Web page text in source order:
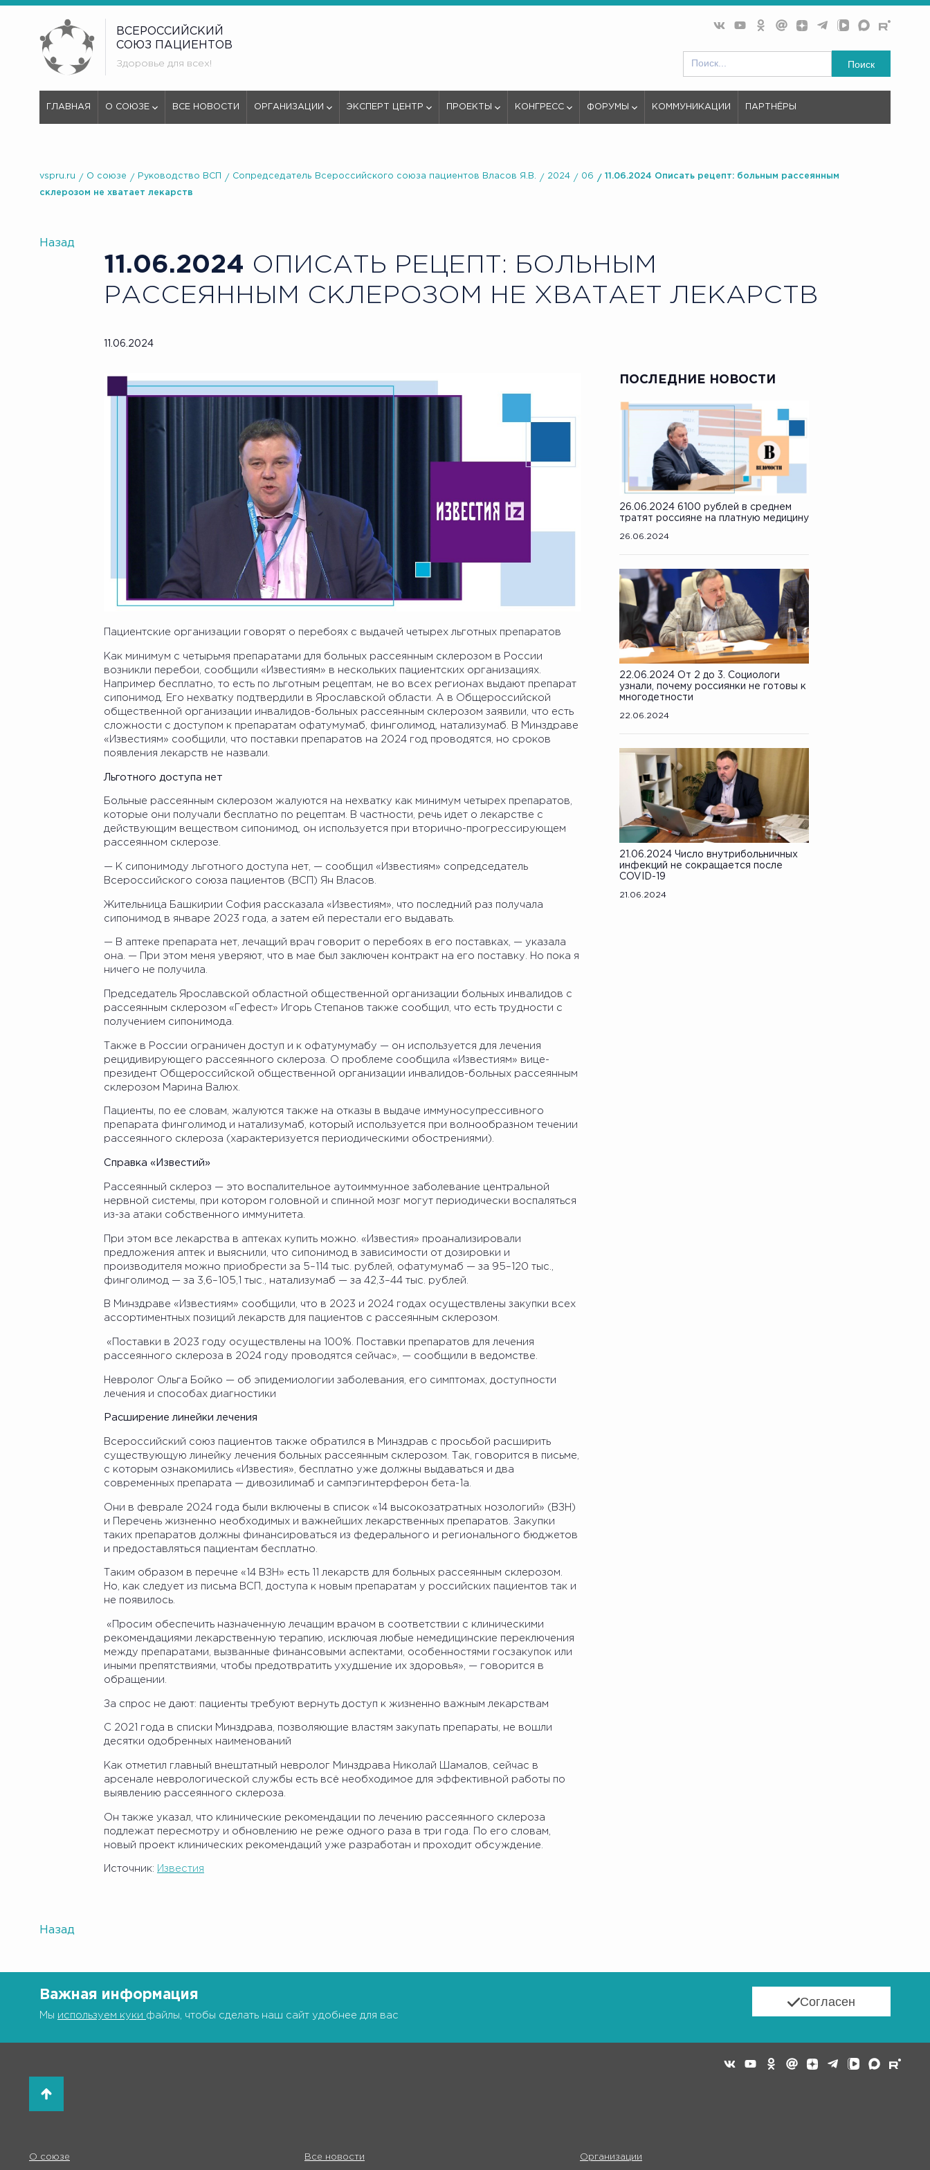
ВСЕРОССИЙСКИЙ
СОЮЗ ПАЦИЕНТОВ
Здоровье для всех! Поиск
ГЛАВНАЯ О СОЮЗЕ ВСЕ НОВОСТИ ОРГАНИЗАЦИИ ЭКСПЕРТ ЦЕНТР ПРОЕКТЫ КОНГРЕСС ФОРУМЫ КОММУНИКАЦИИ ПАРТНЁРЫ
vspru.ru О союзе Руководство ВСП Сопредседатель Всероссийского союза пациентов Власов Я.В. 2024 06 11.06.2024 Описать рецепт: больным рассеянным
склерозом не хватает лекарств
Назад
11.06.2024 ОПИСАТЬ РЕЦЕПТ: БОЛЬНЫМ
РАССЕЯННЫМ СКЛЕРОЗОМ НЕ ХВАТАЕТ ЛЕКАРСТВ
11.06.2024
Пациентские организации говорят о перебоях с выдачей четырех льготных препаратов
Как минимум с четырьмя препаратами для больных рассеянным склерозом в России
возникли перебои, сообщили «Известиям» в нескольких пациентских организациях.
Например бесплатно, то есть по льготным рецептам, не во всех регионах выдают препарат
сипонимод. Его нехватку подтвердили в Ярославской области. А в Общероссийской
общественной организации инвалидов-больных рассеянным склерозом заявили, что есть
сложности с доступом к препаратам офатумумаб, финголимод, натализумаб. В Минздраве
«Известиям» сообщили, что поставки препаратов на 2024 год проводятся, но сроков
появления лекарств не назвали.
Льготного доступа нет
Больные рассеянным склерозом жалуются на нехватку как минимум четырех препаратов,
которые они получали бесплатно по рецептам. В частности, речь идет о лекарстве с
действующим веществом сипонимод, он используется при вторично-прогрессирующем
рассеянном склерозе.
— К сипонимоду льготного доступа нет, — сообщил «Известиям» сопредседатель
Всероссийского союза пациентов (ВСП) Ян Власов.
Жительница Башкирии София рассказала «Известиям», что последний раз получала
сипонимод в январе 2023 года, а затем ей перестали его выдавать.
— В аптеке препарата нет, лечащий врач говорит о перебоях в его поставках, — указала
она. — При этом меня уверяют, что в мае был заключен контракт на его поставку. Но пока я
ничего не получила.
Председатель Ярославской областной общественной организации больных инвалидов с
рассеянным склерозом «Гефест» Игорь Степанов также сообщил, что есть трудности с
получением сипонимода.
Также в России ограничен доступ и к офатумумабу — он используется для лечения
рецидивирующего рассеянного склероза. О проблеме сообщила «Известиям» вице-
президент Общероссийской общественной организации инвалидов-больных рассеянным
склерозом Марина Валюх.
Пациенты, по ее словам, жалуются также на отказы в выдаче иммуносупрессивного
препарата финголимод и натализумаб, который используется при волнообразном течении
рассеянного склероза (характеризуется периодическими обострениями).
Справка «Известий»
Рассеянный склероз — это воспалительное аутоиммунное заболевание центральной
нервной системы, при котором головной и спинной мозг могут периодически воспаляться
из-за атаки собственного иммунитета.
При этом все лекарства в аптеках купить можно. «Известия» проанализировали
предложения аптек и выяснили, что сипонимод в зависимости от дозировки и
производителя можно приобрести за 5–114 тыс. рублей, офатумумаб — за 95–120 тыс.,
финголимод — за 3,6–105,1 тыс., натализумаб — за 42,3–44 тыс. рублей.
В Минздраве «Известиям» сообщили, что в 2023 и 2024 годах осуществлены закупки всех
ассортиментных позиций лекарств для пациентов с рассеянным склерозом.
«Поставки в 2023 году осуществлены на 100%. Поставки препаратов для лечения
рассеянного склероза в 2024 году проводятся сейчас», — сообщили в ведомстве.
Невролог Ольга Бойко — об эпидемиологии заболевания, его симптомах, доступности
лечения и способах диагностики
Расширение линейки лечения
Всероссийский союз пациентов также обратился в Минздрав с просьбой расширить
существующую линейку лечения больных рассеянным склерозом. Так, говорится в письме,
с которым ознакомились «Известия», бесплатно уже должны выдаваться и два
современных препарата — дивозилимаб и сампэгинтерферон бета-1а.
Они в феврале 2024 года были включены в список «14 высокозатратных нозологий» (ВЗН)
и Перечень жизненно необходимых и важнейших лекарственных препаратов. Закупки
таких препаратов должны финансироваться из федерального и регионального бюджетов
и предоставляться пациентам бесплатно.
Таким образом в перечне «14 ВЗН» есть 11 лекарств для больных рассеянным склерозом.
Но, как следует из письма ВСП, доступа к новым препаратам у российских пациентов так и
не появилось.
«Просим обеспечить назначенную лечащим врачом в соответствии с клиническими
рекомендациями лекарственную терапию, исключая любые немедицинские переключения
между препаратами, вызванные финансовыми аспектами, особенностями госзакупок или
иными препятствиями, чтобы предотвратить ухудшение их здоровья», — говорится в
обращении.
За спрос не дают: пациенты требуют вернуть доступ к жизненно важным лекарствам
С 2021 года в списки Минздрава, позволяющие властям закупать препараты, не вошли
десятки одобренных наименований
Как отметил главный внештатный невролог Минздрава Николай Шамалов, сейчас в
арсенале неврологической службы есть всё необходимое для эффективной работы по
выявлению рассеянного склероза.
Он также указал, что клинические рекомендации по лечению рассеянного склероза
подлежат пересмотру и обновлению не реже одного раза в три года. По его словам,
новый проект клинических рекомендаций уже разработан и проходит обсуждение.
Источник: Известия
ПОСЛЕДНИЕ НОВОСТИ
26.06.2024 6100 рублей в среднем
тратят россияне на платную медицину
26.06.2024
22.06.2024 От 2 до 3. Социологи
узнали, почему россиянки не готовы к
многодетности
22.06.2024
21.06.2024 Число внутрибольничных
инфекций не сокращается после
COVID-19
21.06.2024
Назад
Важная информация
Мы используем куки файлы, чтобы сделать наш сайт удобнее для вас
Согласен
О союзе Все новости Организации